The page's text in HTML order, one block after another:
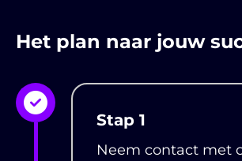
Het plan naar jouw
Stap 1
Neem contact met